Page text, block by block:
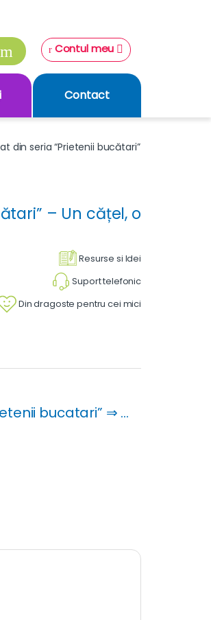
Contul meu
Contact
din seria “Prietenii bucătari”
– Un cățel, o
Resurse si Idei
Suport telefonic
Din dragoste pentru cei mici
bucatari” ⇒ …